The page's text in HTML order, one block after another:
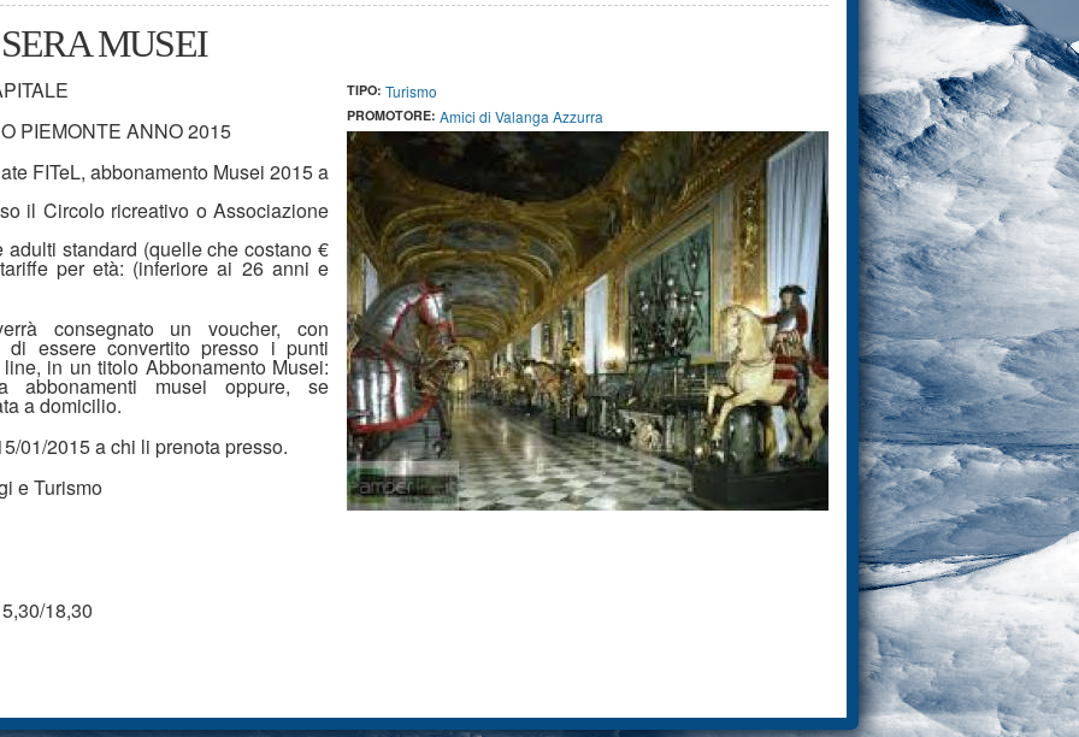
MUSEI
TIPO: Turismo
PROMOTORE: Amici di Valanga Azzurra
PIEMONTE ANNO 2015
FITeL, abbonamento Musei 2015 a
il Circolo ricreativo o Associazione
standard (quelle che costano €
per età: (inferiore ai 26 anni e
consegnato un voucher, con
di essere convertito presso i punti
in un titolo Abbonamento Musei:
abbonamenti musei oppure, se
a domicilio.
01/2015 a chi li prenota presso.
e Turismo
18,30